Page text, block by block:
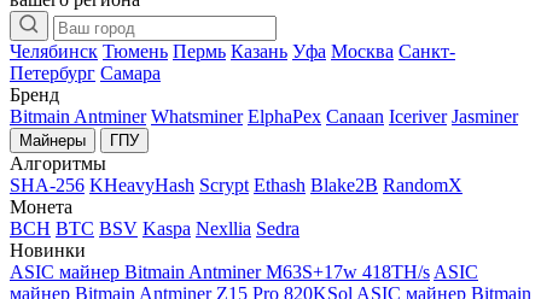
Челябинск Тюмень Пермь Казань Уфа Москва Санкт-
Петербург Самара
Бренд
Bitmain Antminer Whatsminer ElphaPex Canaan Iceriver Jasminer
Майнеры ГПУ
Алгоритмы
SHA-256 KHeavyHash Scrypt Ethash Blake2B RandomX
Монета
BCH BTC BSV Kaspa Nexllia Sedra
Новинки
ASIC майнер Bitmain Antminer M63S+17w 418TH/s ASIC
майнер Bitmain Antminer Z15 Pro 820KSol ASIC майнер Bitmain